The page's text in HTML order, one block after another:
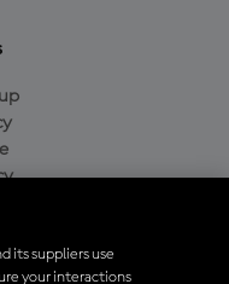
its suppliers use
your interactions